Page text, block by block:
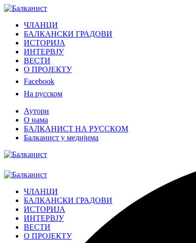
ЧЛАНЦИ
БАЛКАНСКИ ГРАДОВИ
ИСТОРИЈА
ИНТЕРВЈУ
ВЕСТИ
О ПРОЈЕКТУ
Facebook
На русском
Аутори
О нама
БАЛКАНИСТ НА РУССКОМ
Балканист у медијима
ЧЛАНЦИ
БАЛКАНСКИ ГРАДОВИ
ИСТОРИЈА
ИНТЕРВЈУ
ВЕСТИ
О ПРОЈЕКТУ